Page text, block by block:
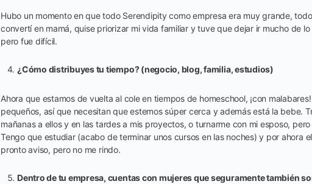
Hubo un momento en que todo Serendipity como empresa era muy grande,
convertí en mamá, quise priorizar mi vida familiar y tuve que dejar ir mucho de
pero fue difícil.
¿Cómo distribuyes tu tiempo? (negocio, blog, familia, estudios)
Ahora que estamos de vuelta al cole en tiempos de homeschool, ¡con
pequeños, así que necesitan que estemos súper cerca y además está la bebe.
mañanas a ellos y en las tardes a mis proyectos, o turnarme con mi esposo,
Tengo que estudiar (acabo de terminar unos cursos en las noches) y por ahora
pronto aviso, pero no me rindo.
Dentro de tu empresa, cuentas con mujeres que seguramente también